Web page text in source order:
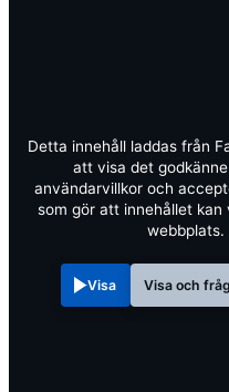
Detta innehåll laddas från
att visa det
användarvillkor och
som gör att innehållet kan
webbplats.
Visa Visa och